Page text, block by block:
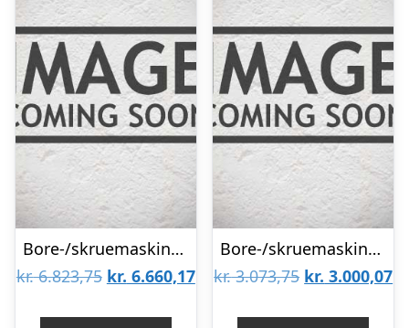
Bore-/skruemaskine BS 18 LTX BL I 2Ã18V/5,5Ah LiHD
kr.6.823,75 Den
kr. 6.660,17Den
Bore-/skruemaskine BS 18 LT BL solo, i kuffert
kr.3.073,75 Den
kr. 3.000,07